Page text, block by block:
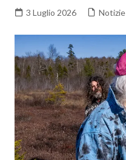
3 Luglio 2026 Notizie